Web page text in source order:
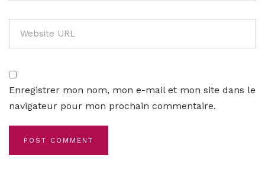
Enregistrer mon nom, mon e-mail et mon site dans le
navigateur pour mon prochain commentaire.